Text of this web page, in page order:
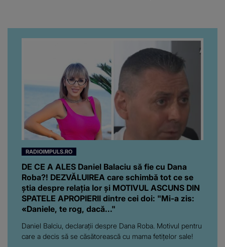
RADIOIMPULS.RO
DE CE A ALES Daniel Balaciu să fie cu Dana
Roba?! DEZVĂLUIREA care schimbă tot ce se
știa despre relația lor și MOTIVUL ASCUNS DIN
SPATELE APROPIERII dintre cei doi: "Mi-a zis:
«Daniele, te rog, dacă..."
Daniel Balciu, declarații despre Dana Roba. Motivul pentru
care a decis să se căsătorească cu mama fetițelor sale!